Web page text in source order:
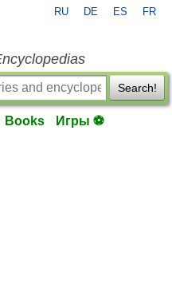
RU DE ES FR
Search!
Books Игры ⚽